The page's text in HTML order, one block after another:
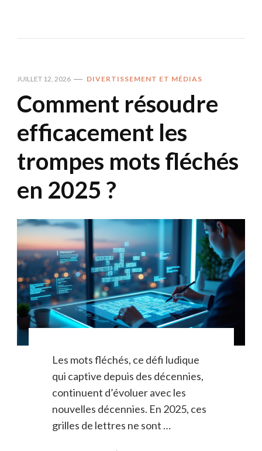
JUILLET 12, 2026 DIVERTISSEMENT ET MÉDIAS
Comment résoudre
efficacement les
trompes mots fléchés
en 2025 ?
Les mots fléchés, ce défi ludique
qui captive depuis des décennies,
continuent d’évoluer avec les
nouvelles décennies. En 2025, ces
grilles de lettres ne sont …